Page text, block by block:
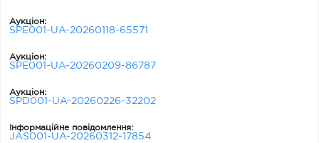
Аукціон:
SPE001-UA-20260118-65571
Аукціон:
SPE001-UA-20260209-86787
Аукціон:
SPD001-UA-20260226-32202
Інформаційне повідомлення:
JAS001-UA-20260312-17854